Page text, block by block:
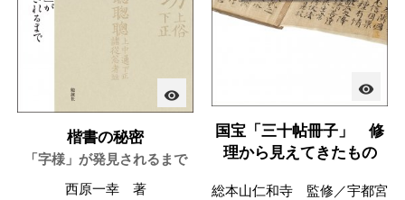
visibility
楷書の秘密
「字様」が発見されるまで
西原一幸 著
visibility
国宝「三十帖冊子」 修
理から見えてきたもの
総本山仁和寺 監修／宇都宮